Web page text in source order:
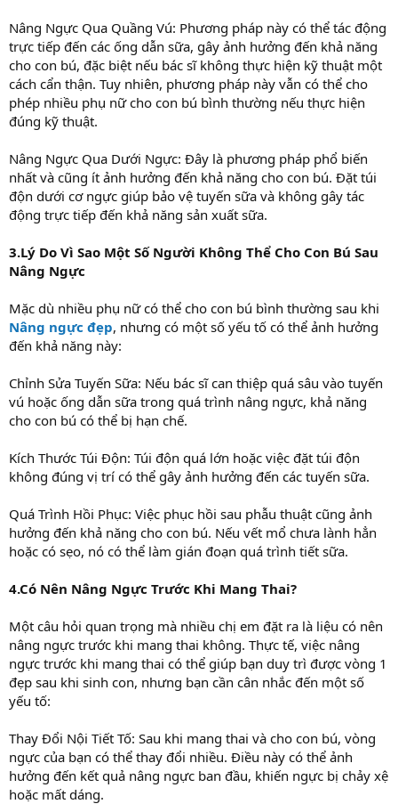
Nâng Ngực Qua Quầng Vú: Phương pháp này có thể tác động
trực tiếp đến các ống dẫn sữa, gây ảnh hưởng đến khả năng
cho con bú, đặc biệt nếu bác sĩ không thực hiện kỹ thuật một
cách cẩn thận. Tuy nhiên, phương pháp này vẫn có thể cho
phép nhiều phụ nữ cho con bú bình thường nếu thực hiện
đúng kỹ thuật.
Nâng Ngực Qua Dưới Ngực: Đây là phương pháp phổ biến
nhất và cũng ít ảnh hưởng đến khả năng cho con bú. Đặt túi
độn dưới cơ ngực giúp bảo vệ tuyến sữa và không gây tác
động trực tiếp đến khả năng sản xuất sữa.
3.Lý Do Vì Sao Một Số Người Không Thể Cho Con Bú Sau
Nâng Ngực
Mặc dù nhiều phụ nữ có thể cho con bú bình thường sau khi
Nâng ngực đẹp, nhưng có một số yếu tố có thể ảnh hưởng
đến khả năng này:
Chỉnh Sửa Tuyến Sữa: Nếu bác sĩ can thiệp quá sâu vào tuyến
vú hoặc ống dẫn sữa trong quá trình nâng ngực, khả năng
cho con bú có thể bị hạn chế.
Kích Thước Túi Độn: Túi độn quá lớn hoặc việc đặt túi độn
không đúng vị trí có thể gây ảnh hưởng đến các tuyến sữa.
Quá Trình Hồi Phục: Việc phục hồi sau phẫu thuật cũng ảnh
hưởng đến khả năng cho con bú. Nếu vết mổ chưa lành hẳn
hoặc có sẹo, nó có thể làm gián đoạn quá trình tiết sữa.
4.Có Nên Nâng Ngực Trước Khi Mang Thai?
Một câu hỏi quan trọng mà nhiều chị em đặt ra là liệu có nên
nâng ngực trước khi mang thai không. Thực tế, việc nâng
ngực trước khi mang thai có thể giúp bạn duy trì được vòng 1
đẹp sau khi sinh con, nhưng bạn cần cân nhắc đến một số
yếu tố:
Thay Đổi Nội Tiết Tố: Sau khi mang thai và cho con bú, vòng
ngực của bạn có thể thay đổi nhiều. Điều này có thể ảnh
hưởng đến kết quả nâng ngực ban đầu, khiến ngực bị chảy xệ
hoặc mất dáng.